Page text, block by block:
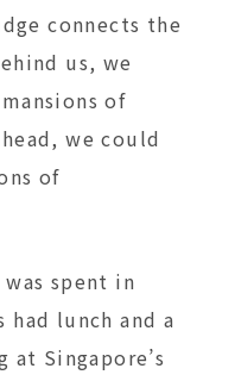
connects the
us, we
of
we could
of
spent in
lunch and a
Singapore’s